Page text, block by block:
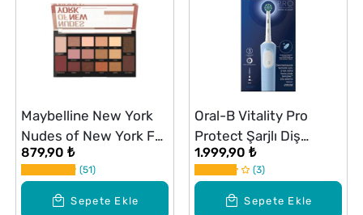
Sepete Ekle
Maybelline New York
Nudes of New York Far
Paleti
879,90 ₺
51
Sepete Ekle
Oral-B Vitality Pro
Protect Şarjlı Diş
Fırçası Mavi
1.999,90 ₺
3